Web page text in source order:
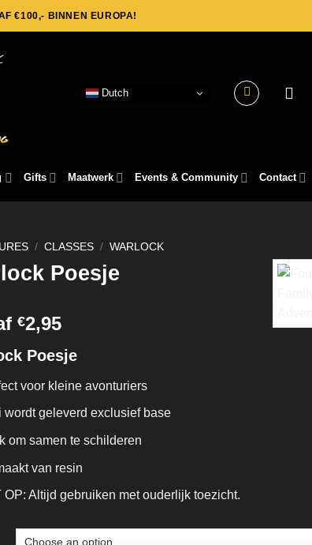
€100,- BINNEN EUROPA!
Dutch
Gifts Maatwerk Events & Community Contact
/ CLASSES / WARLOCK
Poesje
€2,95
Poesje
voor kleine avonturiers
wordt geleverd exclusief base
om samen te schilderen
van resin
OP: Altijd gebruiken met ouderlijk toezicht.